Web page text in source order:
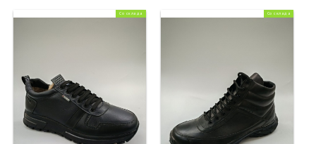
Со склада Со склада